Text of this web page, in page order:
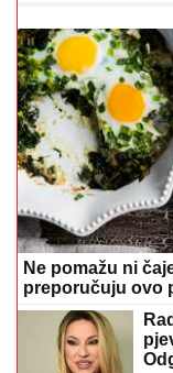
Ne pomažu ni
preporučuju ovo